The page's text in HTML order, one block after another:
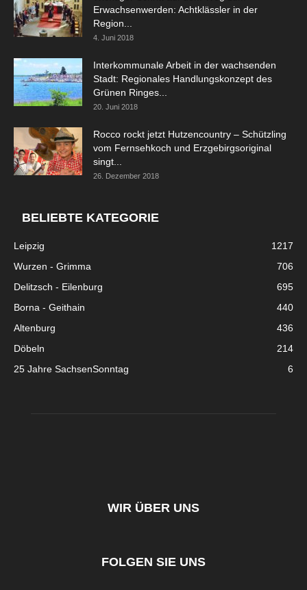
Erwachsenwerden: Achtklässler in der
Region...
4. Juni 2018
Interkommunale Arbeit in der wachsenden
Stadt: Regionales Handlungskonzept des
Grünen Ringes...
20. Juni 2018
Rocco rockt jetzt Hutzencountry – Schützling
vom Fernsehkoch und Erzgebirgsoriginal
singt...
26. Dezember 2018
BELIEBTE KATEGORIE
Leipzig
1217
Wurzen - Grimma
706
Delitzsch - Eilenburg
695
Borna - Geithain
440
Altenburg
436
Döbeln
214
25 Jahre SachsenSonntag
6
WIR ÜBER UNS
FOLGEN SIE UNS